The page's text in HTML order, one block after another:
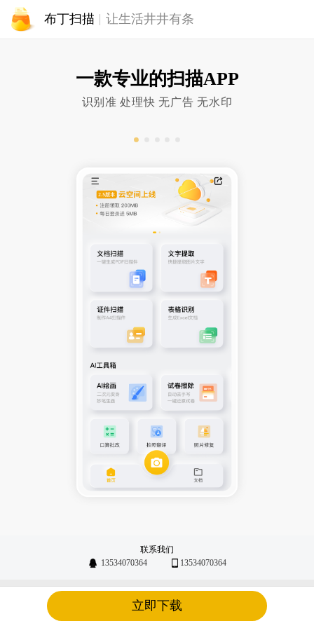
布丁扫描 让生活井井有条
一款专业的扫描APP
识别准 处理快 无广告 无水印
联系我们
13534070364 13534070364
粤ICP备14052990号
立即下载